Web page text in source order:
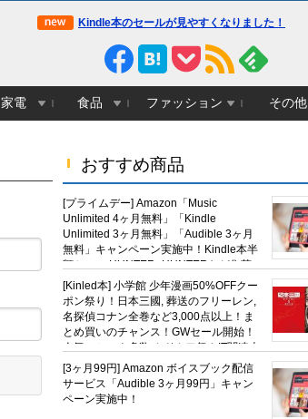
Kindle本のセールが見やすくなりました！
家電 食品 ファッション その他
おすすめ商品
[プライムデー] Amazon「Music
Unlimited 4ヶ月無料」「Kindle
Unlimited 3ヶ月無料」「Audible 3ヶ月
無料」キャンペーン実施中！Kindle本半
額セール HUNTER×HUNTERなど集英
社、無職転生,幼女戦記など
KADOKAWA、キャプテン翼100円セー
ルも！
[Kinled本] 小学館 少年漫画50%OFFクー
ポン祭り！日本三國, 葬送のフリーレン,
名探偵コナン全巻など3,000点以上！ま
とめ買いのチャンス！GWセール開始！
人気コミック多数 カドカワ祭やIT関連本
がセールに！
[3ヶ月99円] Amazon ボイスブック配信
サービス「Audible 3ヶ月99円」キャン
ペーン実施中！